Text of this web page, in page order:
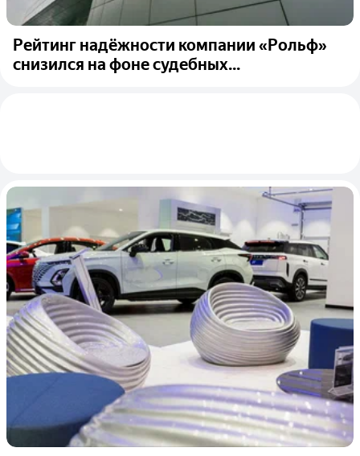
Рейтинг надёжности компании «Рольф»
снизился на фоне судебных...